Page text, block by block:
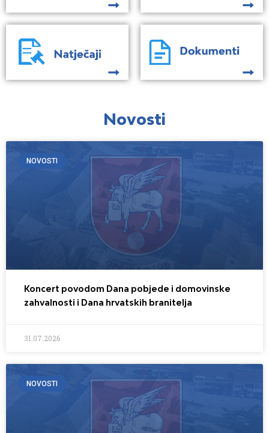
Novosti
NOVOSTI
Koncert povodom Dana pobjede i domovinske
zahvalnosti i Dana hrvatskih branitelja
31.07.2026
NOVOSTI